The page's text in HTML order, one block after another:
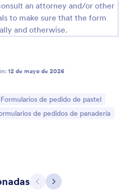
an attorney and/or other
to make sure that the form
and otherwise.
12 de mayo de 2026
Ir a Categoría:
Formularios de pedido de pastel
Categoría:de pedidos de panadería
AtrásSiguiente
a aceptar una gran
relacionada con
multimedia.
previa